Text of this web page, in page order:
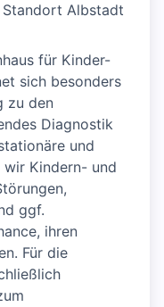
Albstadt
für Kinder-
sich besonders
zu den
Diagnostik
und
wir Kindern- und
ggf.
ihren
Für die